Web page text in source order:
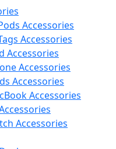
Accessories
Accessories
Accessories
Accessories
Accessories
Accessories
Accessories